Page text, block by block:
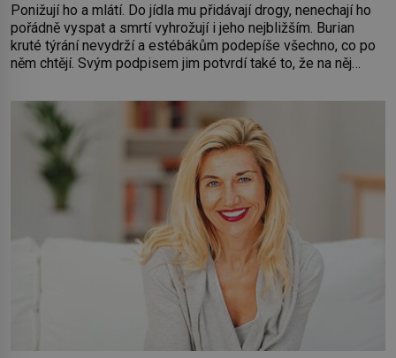
Ponižují ho a mlátí. Do jídla mu přidávají drogy, nenechají ho
pořádně vyspat a smrtí vyhrožují i jeho nejbližším. Burian
kruté týrání nevydrží a estébákům podepíše všechno, co po
něm chtějí. Svým podpisem jim potvrdí také to, že na něj
Syn brněnského řezníka chce být knězem a